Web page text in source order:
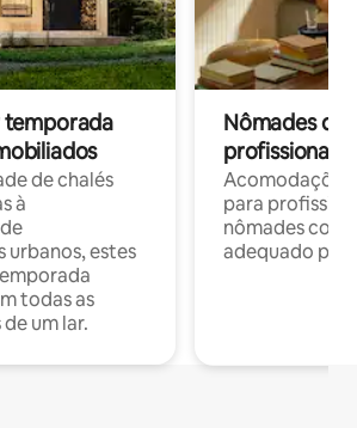
temporada
de chalés
à
estes
todas as
um lar.
Nômades
profissionais
para
nômades com
adequado